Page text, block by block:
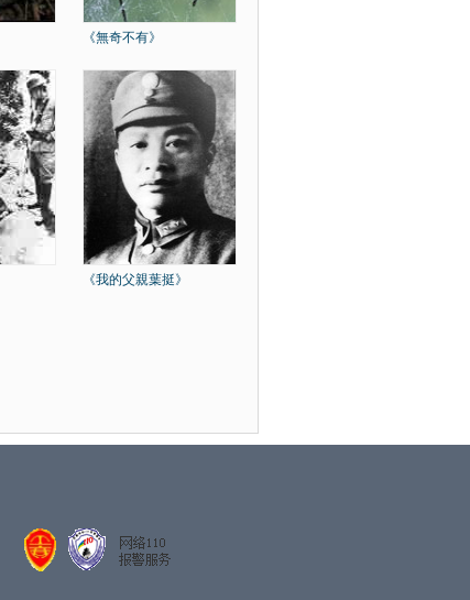
《無奇不有》
《我的父親葉挺》